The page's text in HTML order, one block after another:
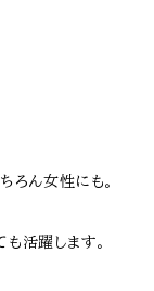
ろん女性にも。
活躍します。